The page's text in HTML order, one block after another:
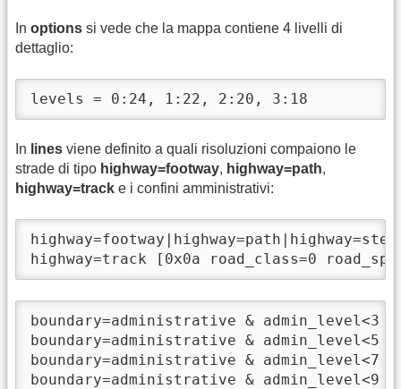
In options si vede che la mappa contiene 4 livelli di
dettaglio:
levels = 0:24, 1:22, 2:20, 3:18
In lines viene definito a quali risoluzioni compaiono le
strade di tipo highway=footway, highway=path,
highway=track e i confini amministrativi:
highway=track [0x0a road_class=0
boundary=administrative & admin_level<3
boundary=administrative & admin_level<5
boundary=administrative & admin_level<7
boundary=administrative & admin_level<9